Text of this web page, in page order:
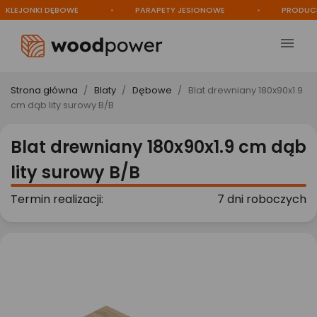
DĘBOWE PARAPETY JESIONOWE PRODUCENT

Strona główna Blaty Dębowe
Blat drewniany 180x90x1.9
cm dąb lity surowy B/B
Blat drewniany 180x90x1.9 cm dąb
lity surowy B/B
Termin realizacji: 7 dni roboczych